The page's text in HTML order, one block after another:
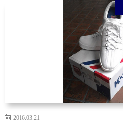
2016.03.21